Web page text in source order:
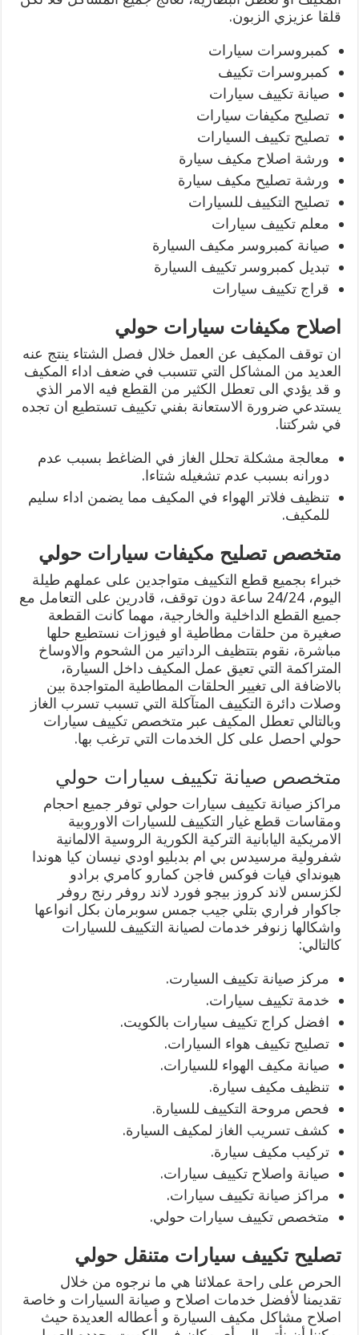
قلقا عزيزي الزبون.
كمبروسرات سيارات
كمبروسرات تكييف
صيانة تكييف سيارات
تصليح مكيفات سيارات
تصليح تكييف السيارات
ورشة اصلاح مكيف سيارة
ورشة تصليح مكيف سيارة
تصليح التكييف للسيارات
معلم تكييف سيارات
صيانة كمبروسر مكيف السيارة
تبديل كمبروسر تكييف السيارة
قراج تكييف سيارات
اصلاح مكيفات سيارات حولي
ان توقف المكيف عن العمل خلال فصل الشتاء ينتج عنه
العديد من المشاكل التي تتسبب في ضعف اداء المكيف
و قد يؤدي الى تعطل الكثير من القطع فيه الامر الذي
يستدعي ضرورة الاستعانة بفني تكييف تستطيع ان تجده
في شركتنا.
معالجة مشكلة تحلل الغاز في الضاغط بسبب عدم
دورانه بسبب عدم تشغيله شتاءا.
تنظيف فلاتر الهواء في المكيف مما يضمن اداء سليم
للمكيف.
متخصص تصليح مكيفات سيارات حولي
خبراء بجميع قطع التكييف متواجدين على عملهم طيلة
اليوم، 24/24 ساعة دون توقف، قادرين على التعامل مع
جميع القطع الداخلية والخارجية، مهما كانت القطعة
صغيرة من حلقات مطاطية او فيوزات نستطيع حلها
مباشرة، نقوم بتتظيف الرداتير من الشحوم والاوساخ
المتراكمة التي تعيق عمل المكيف داخل السيارة،
بالاضافة الى تغيير الحلقات المطاطية المتواجدة بين
وصلات دائرة التكييف المتآكلة التي تسبب تسرب الغاز
وبالتالي تعطل المكيف عبر متخصص تكييف سيارات
حولي احصل على كل الخدمات التي ترغب بها.
متخصص صيانة تكييف سيارات حولي
مراكز صيانة تكييف سيارات حولي توفر جميع احجام
ومقاسات قطع غيار التكييف للسيارات الاوروبية
الامريكية اليابانية التركية الكورية الروسية الالمانية
شفرولية مرسيدس بي ام بدبليو اودي نيسان كيا هوندا
هيونداي فيات فوكس فاجن كمارو كامري برادو
لكزسس لاند كروز بيجو فورد لاند روفر رنج روفر
جاكوار فراري بتلي جيب جمس سوبرمان بكل انواعها
واشكالها زنوفر خدمات لصيانة التكييف للسيارات
كالتالي:
مركز صيانة تكييف السيارت.
خدمة تكييف سيارات.
افضل كراج تكييف سيارات بالكويت.
تصليح تكييف هواء السيارات.
صيانة مكيف الهواء للسيارات.
تنظيف مكيف سيارة.
فحص مروحة التكييف للسيارة.
كشف تسريب الغاز لمكيف السيارة.
تركيب مكيف سيارة.
صيانة واصلاح تكييف سيارات.
مراكز صيانة تكييف سيارات.
متخصص تكييف سيارات حولي.
تصليح تكييف سيارات متنقل حولي
الحرص على راحة عملائنا هي ما نرجوه من خلال
تقديمنا لأفضل خدمات اصلاح و صيانة السيارات و خاصة
اصلاح مشاكل مكيف السيارة و أعطاله العديدة حيث